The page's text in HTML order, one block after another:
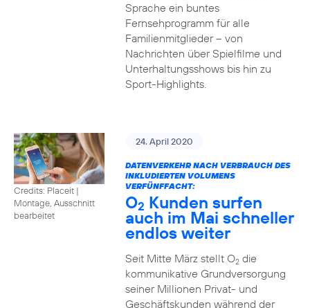
Sprache ein buntes
Fernsehprogramm für alle
Familienmitglieder – von
Nachrichten über Spielfilme und
Unterhaltungsshows bis hin zu
Sport-Highlights.
Credits: Placeit |
Montage, Ausschnitt
bearbeitet
24. April 2020
DATENVERKEHR NACH VERBRAUCH DES
INKLUDIERTEN VOLUMENS
VERFÜNFFACHT:
O2 Kunden surfen
auch im Mai schneller
endlos weiter
Seit Mitte März stellt O2die
kommunikative Grundversorgung
seiner Millionen Privat- und
Geschäftskunden während der